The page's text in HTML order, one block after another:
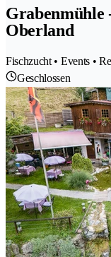
Grabenmühle
Oberland
Fischzucht • Events •
Geschlossen